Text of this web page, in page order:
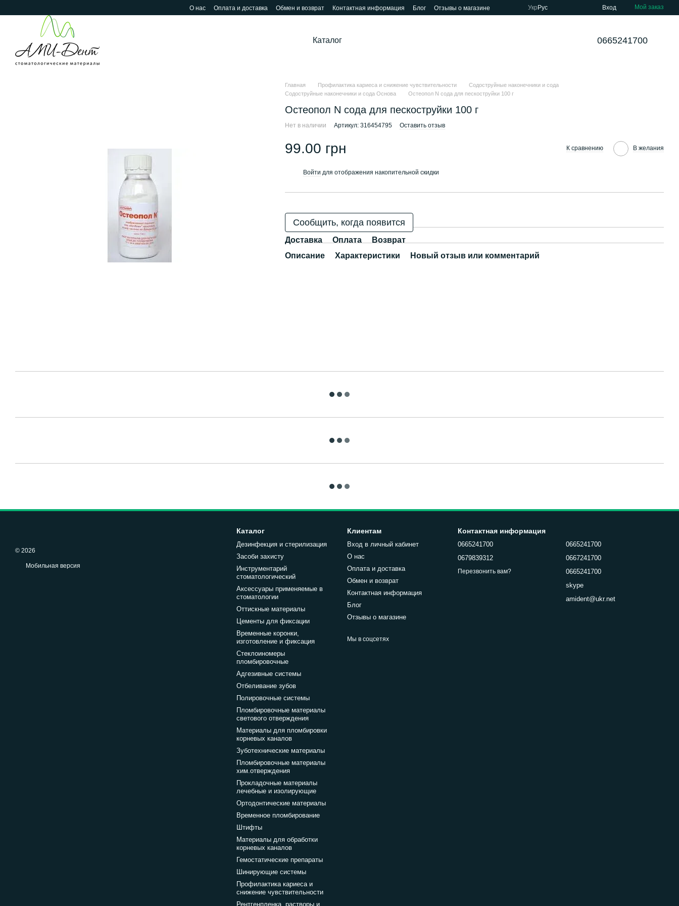
О нас Оплата и доставка Обмен и возврат Контактная информация Блог Отзывы о магазине Укр Рус Вход Мой заказ
Каталог 0665241700
Главная Профилактика кариеса и снижение чувствительности
Содоструйные наконечники и сода
Содоструйные наконечники и сода Основа
Остеопол N сода для пескоструйки 100 г
Остеопол N сода для пескоструйки 100 г
Нет в наличии Артикул: 316454795 Оставить отзыв
99.00 грн К сравнению В желания
Войти для отображения накопительной скидки
Сообщить, когда появится
Доставка Оплата
Возврат
Описание
Характеристики Новый отзыв или комментарий
© 2026
Мобильная версия
Каталог
Дезинфекция и стерилизация
Засоби захисту
Инструментарий
стоматологический
Аксессуары применяемые в
стоматологии
Оттискные материалы
Цементы для фиксации
Временные коронки,
изготовление и фиксация
Стеклоиномеры
пломбировочные
Адгезивные системы
Отбеливание зубов
Полировочные системы
Пломбировочные материалы
светового отверждения
Материалы для пломбировки
корневых каналов
Зуботехнические материалы
Пломбировочные материалы
хим.отверждения
Прокладочные материалы
лечебные и изолирующие
Ортодонтические материалы
Временное пломбирование
Штифты
Материалы для обработки
корневых каналов
Гемостатические препараты
Шинирующие системы
Профилактика кариеса и
снижение чувствительности
Рентгенпленка, растворы и
Клиентам
Вход в личный кабинет
О нас
Оплата и доставка
Обмен и возврат
Контактная информация
Блог
Отзывы о магазине
Мы в соцсетях
Контактная информация
0665241700
0679839312
Перезвонить вам?
0665241700
0667241700
0665241700
skype
amident@ukr.net